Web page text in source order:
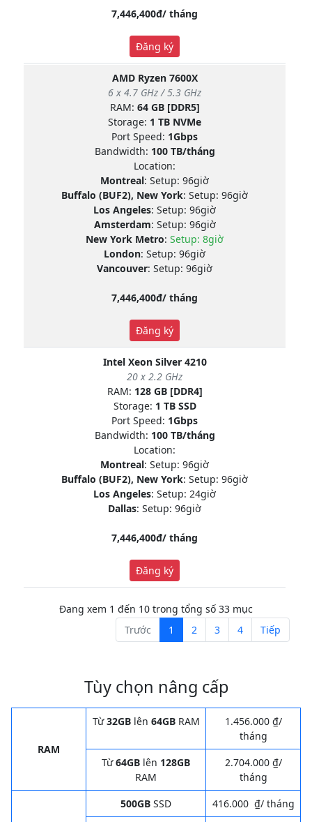
7,446,400đ/ tháng
Đăng ký
AMD Ryzen 7600X
6 x 4.7 GHz / 5.3 GHz
RAM: 64 GB [DDR5]
Storage: 1 TB NVMe
Port Speed: 1Gbps
Bandwidth: 100 TB/tháng
Location:
Montreal: Setup: 96giờ
Buffalo (BUF2), New York: Setup: 96giờ
Los Angeles: Setup: 96giờ
Amsterdam: Setup: 96giờ
New York Metro: Setup: 8giờ
London: Setup: 96giờ
Vancouver: Setup: 96giờ
7,446,400đ/ tháng
Đăng ký
Intel Xeon Silver 4210
20 x 2.2 GHz
RAM: 128 GB [DDR4]
Storage: 1 TB SSD
Port Speed: 1Gbps
Bandwidth: 100 TB/tháng
Location:
Montreal: Setup: 96giờ
Buffalo (BUF2), New York: Setup: 96giờ
Los Angeles: Setup: 24giờ
Dallas: Setup: 96giờ
7,446,400đ/ tháng
Đăng ký
Đang xem 1 đến 10 trong tổng số 33 mục
Trước
1 2 3 4 Tiếp
Tùy chọn nâng cấp
RAM
Từ32GBlên 64GBRAM
1.456.000 ₫/
tháng
Từ64GB lên 128GB
RAM
2.704.000 ₫/
tháng
500GB SSD
416.000 ₫/ tháng